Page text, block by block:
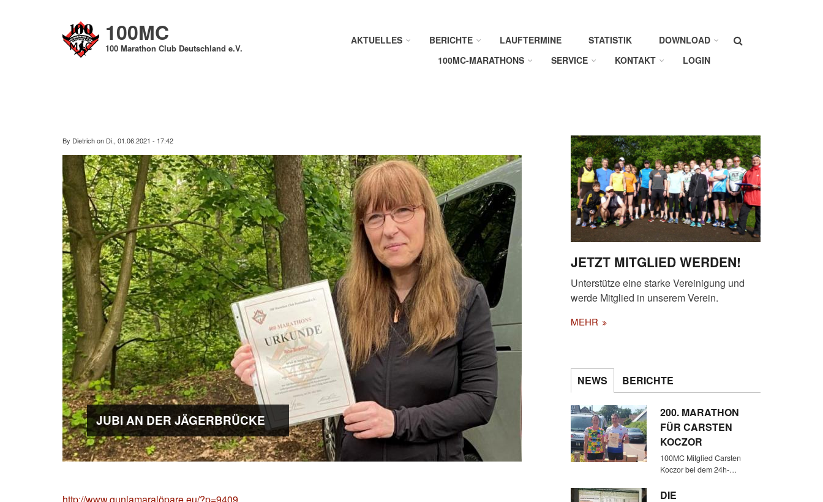
100MC
100 Marathon Club Deutschland e.V.
Suche
AKTUELLES BERICHTE LAUFTERMINE STATISTIK
DOWNLOAD
100MC-MARATHONS
SERVICE KONTAKT LOGIN
By Dietrichon Di., 01.06.2021 - 17:42
JUBI AN DER JÄGERBRÜCKE
JETZT MITGLIED WERDEN!
Unterstütze eine starke Vereinigung und
werde Mitglied in unserem Verein.
MEHR
NEWS BERICHTE
200. MARATHON
FÜR CARSTEN
KOCZOR
100MC Mitglied Carsten
Koczor bei dem 24h-…
DIE